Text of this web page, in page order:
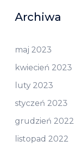
Archiwa
maj 2023
kwiecień 2023
luty 2023
styczeń 2023
grudzień 2022
listopad 2022